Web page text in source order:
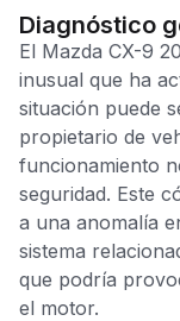
Diagnóstico
El Mazda CX-9
inusual que ha
situación puede
propietario de
funcionamiento
seguridad. Este
a una anomalía
sistema
que podría
el motor.